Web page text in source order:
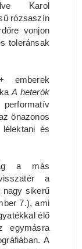
Karol
rózsaszín
vonjon
toleránsak
emberek
A heterók
önazonos
és
a más
a
nagy sikerű
7.), ami
élő
egymásra
A